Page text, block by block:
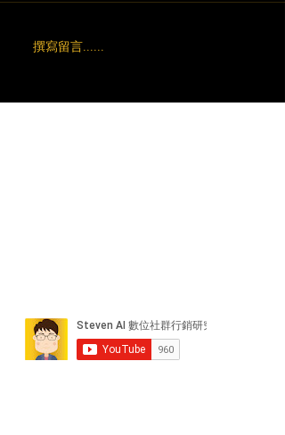
撰寫留言......